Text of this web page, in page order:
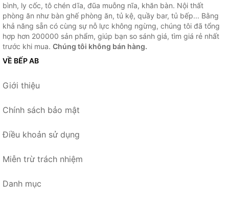
bình, ly cốc, tô chén dĩa, đũa muỗng nĩa, khăn bàn. Nội thất
phòng ăn như bàn ghế phòng ăn, tủ kệ, quầy bar, tủ bếp... Bằng
khả năng sẵn có cùng sự nỗ lực không ngừng, chúng tôi đã tổng
hợp hơn 200000 sản phẩm, giúp bạn so sánh giá, tìm giá rẻ nhất
trước khi mua. Chúng tôi không bán hàng.
VỀ BẾP AB
Giới thiệu
Chính sách bảo mật
Điều khoản sử dụng
Miễn trừ trách nhiệm
Danh mục